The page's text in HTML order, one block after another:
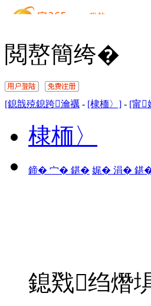
閲嶅簡绔�
[鎴戠殑鎴跨瀹禲 - [棣栭〉] - [甯
棣栭〉
鍗� 宀� 鍖� 娓� 涓� 鍖
鎴戣绉熸